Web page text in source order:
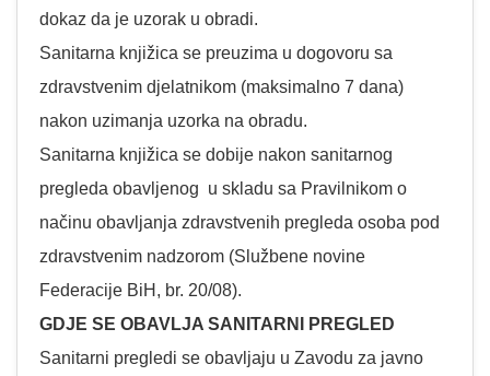
dokaz da je uzorak u obradi.
Sanitarna knjižica se preuzima u dogovoru sa
zdravstvenim djelatnikom (maksimalno 7 dana)
nakon uzimanja uzorka na obradu.
Sanitarna knjižica se dobije nakon sanitarnog
pregleda obavljenog u skladu sa Pravilnikom o
načinu obavljanja zdravstvenih pregleda osoba pod
zdravstvenim nadzorom (Službene novine
Federacije BiH, br. 20/08).
GDJE SE OBAVLJA SANITARNI PREGLED
Sanitarni pregledi se obavljaju u Zavodu za javno